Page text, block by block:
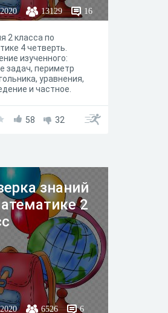
13129 16
2 класса по
4 четверть.
изученного:
задач, периметр
уравнения,
и частное.
58 32
знаний
2
6526 6